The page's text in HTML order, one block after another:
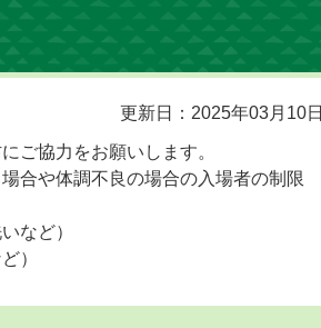
更新日：2025年03月10日
ご協力をお願いします。
合や体調不良の場合の入場者の制限
など）
）